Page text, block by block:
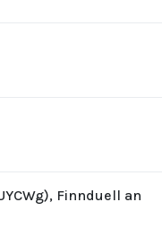
Finnduell an